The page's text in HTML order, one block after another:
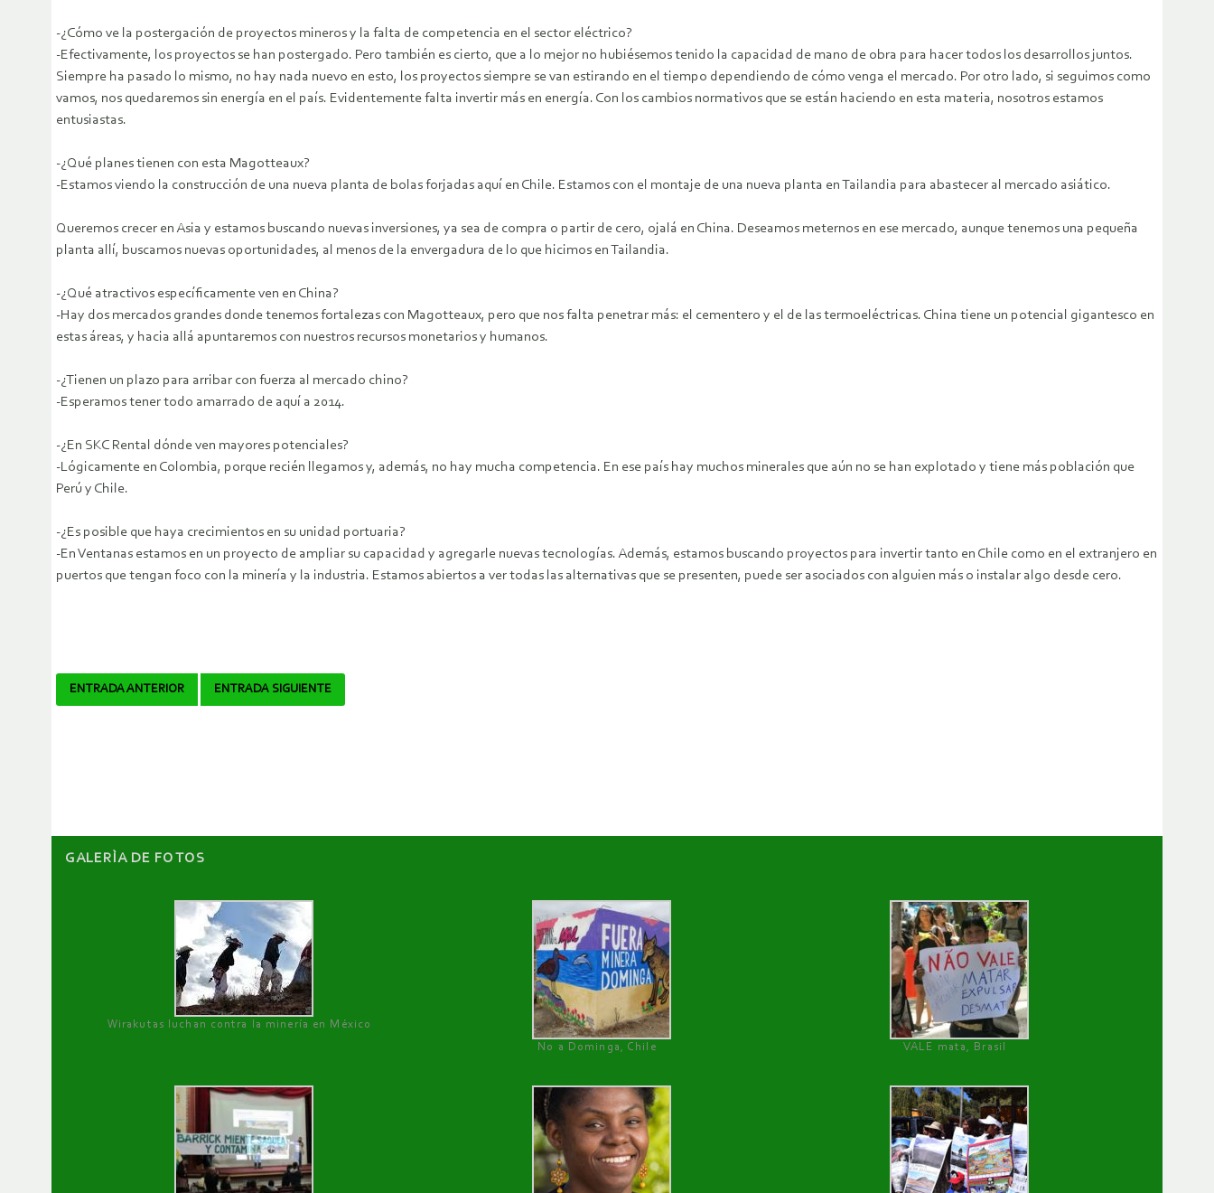
-¿Cómo ve la postergación de proyectos mineros y la falta de competencia en el sector eléctrico?
-Efectivamente, los proyectos se han postergado. Pero también es cierto, que a lo mejor no hubiésemos tenido la capacidad de mano de obra para hacer todos los desarrollos juntos.
Siempre ha pasado lo mismo, no hay nada nuevo en esto, los proyectos siempre se van estirando en el tiempo dependiendo de cómo venga el mercado. Por otro lado, si seguimos como
vamos, nos quedaremos sin energía en el país. Evidentemente falta invertir más en energía. Con los cambios normativos que se están haciendo en esta materia, nosotros estamos
entusiastas.
-¿Qué planes tienen con esta Magotteaux?
-Estamos viendo la construcción de una nueva planta de bolas forjadas aquí en Chile. Estamos con el montaje de una nueva planta en Tailandia para abastecer al mercado asiático.
Queremos crecer en Asia y estamos buscando nuevas inversiones, ya sea de compra o partir de cero, ojalá en China. Deseamos meternos en ese mercado, aunque tenemos una pequeña
planta allí, buscamos nuevas oportunidades, al menos de la envergadura de lo que hicimos en Tailandia.
-¿Qué atractivos específicamente ven en China?
-Hay dos mercados grandes donde tenemos fortalezas con Magotteaux, pero que nos falta penetrar más: el cementero y el de las termoeléctricas. China tiene un potencial gigantesco en
estas áreas, y hacia allá apuntaremos con nuestros recursos monetarios y humanos.
-¿Tienen un plazo para arribar con fuerza al mercado chino?
-Esperamos tener todo amarrado de aquí a 2014.
-¿En SKC Rental dónde ven mayores potenciales?
-Lógicamente en Colombia, porque recién llegamos y, además, no hay mucha competencia. En ese país hay muchos minerales que aún no se han explotado y tiene más población que
Perú y Chile.
-¿Es posible que haya crecimientos en su unidad portuaria?
-En Ventanas estamos en un proyecto de ampliar su capacidad y agregarle nuevas tecnologías. Además, estamos buscando proyectos para invertir tanto en Chile como en el extranjero en
puertos que tengan foco con la minería y la industria. Estamos abiertos a ver todas las alternativas que se presenten, puede ser asociados con alguien más o instalar algo desde cero.
Navegador
ENTRADA ANTERIOR ENTRADA SIGUIENTE
GALERÌA DE FOTOS
Wirakutas luchan contra la minería en México
No a Dominga, Chile
VALE mata, Brasil